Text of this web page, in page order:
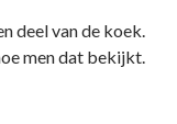
deel van de koek.
men dat bekijkt.